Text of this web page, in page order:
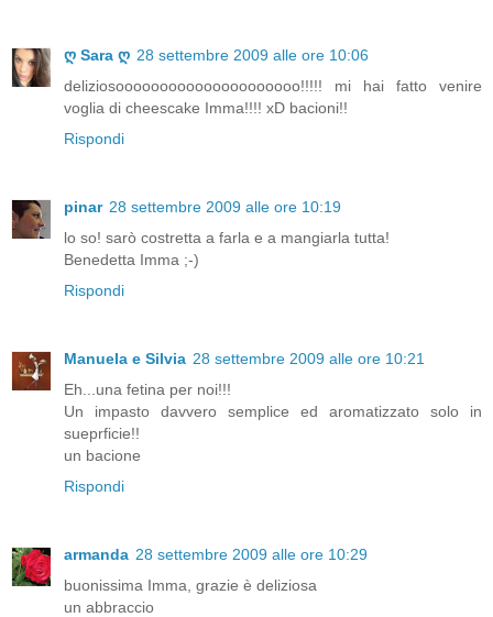
ღ Sara ღ 28 settembre 2009 alle ore 10:06
deliziosooooooooooooooooooooo!!!!! mi hai fatto venire
voglia di cheescake Imma!!!! xD bacioni!!
Rispondi
pinar 28 settembre 2009 alle ore 10:19
lo so! sarò costretta a farla e a mangiarla tutta!
Benedetta Imma ;-)
Rispondi
Manuela e Silvia 28 settembre 2009 alle ore 10:21
Eh...una fetina per noi!!!
Un impasto davvero semplice ed aromatizzato solo in
sueprficie!!
un bacione
Rispondi
armanda 28 settembre 2009 alle ore 10:29
buonissima Imma, grazie è deliziosa
un abbraccio